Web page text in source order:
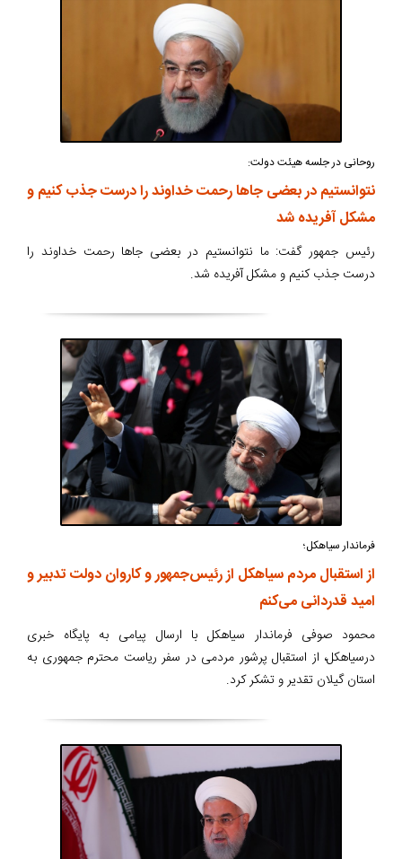
روحانی در جلسه هیئت دولت:
نتوانستیم در بعضی جاها رحمت خداوند را درست جذب کنیم و
مشکل آفریده شد
رئیس جمهور گفت: ما نتوانستیم در بعضی جاها رحمت خداوند را
درست جذب کنیم و مشکل آفریده شد.
فرماندار سیاهکل؛
از استقبال مردم سیاهکل از رئیس‌جمهور و کاروان دولت تدبیر و
امید قدردانی می‌کنم
محمود صوفی فرماندار سیاهکل با ارسال پیامی به پایگاه خبری
درسیاهکل، از استقبال پرشور مردمی در سفر ریاست محترم جمهوری به
استان گیلان تقدیر و تشکر کرد.